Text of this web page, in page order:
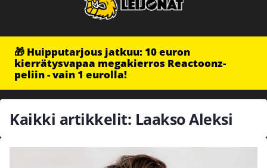
🎁 Huipputarjous jatkuu: 10 euron
kierrätysvapaa megakierros Reactoonz-
peliin - vain 1 eurolla!
Kaikki artikkelit: Laakso Aleksi